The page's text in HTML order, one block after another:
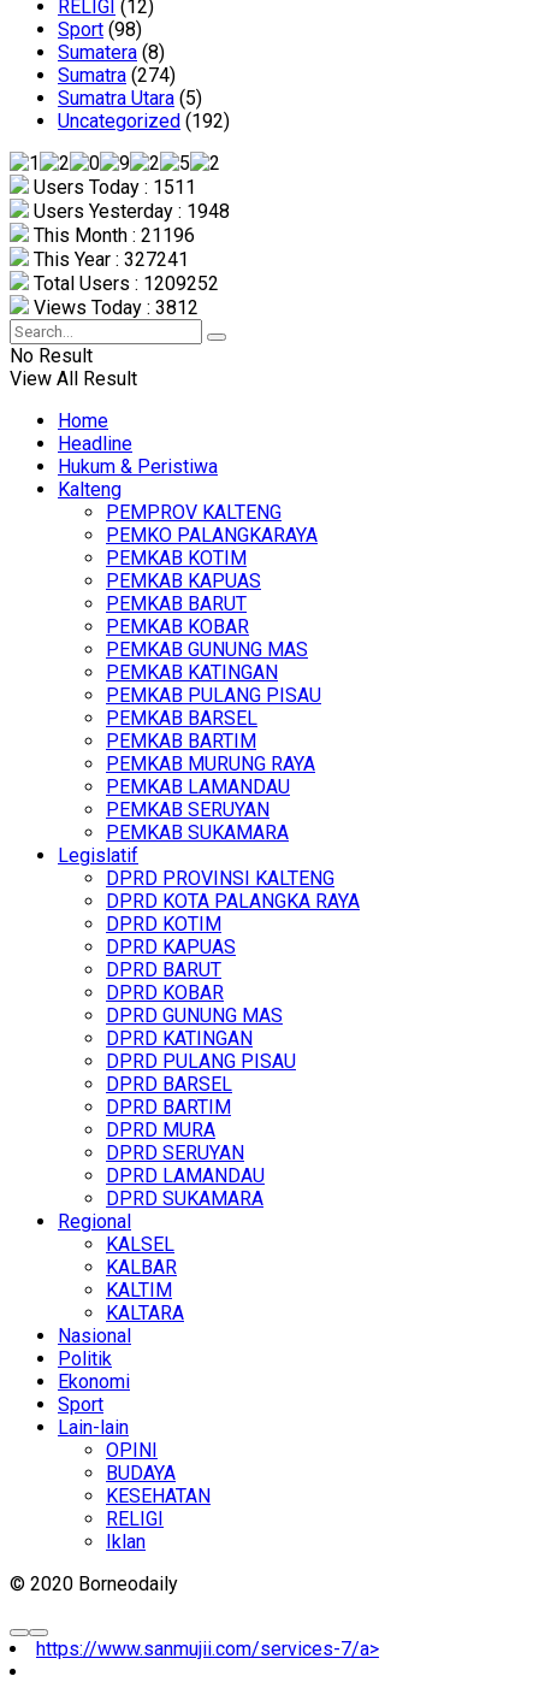
RELIGI (12)
Sport (98)
Sumatera (8)
Sumatra (274)
Sumatra Utara (5)
Uncategorized (192)
Users Today : 1511
Users Yesterday : 1948
This Month : 21196
This Year : 327241
Total Users : 1209252
Views Today : 3812
No Result
View All Result
Home
Headline
Hukum & Peristiwa
Kalteng
PEMPROV KALTENG
PEMKO PALANGKARAYA
PEMKAB KOTIM
PEMKAB KAPUAS
PEMKAB BARUT
PEMKAB KOBAR
PEMKAB GUNUNG MAS
PEMKAB KATINGAN
PEMKAB PULANG PISAU
PEMKAB BARSEL
PEMKAB BARTIM
PEMKAB MURUNG RAYA
PEMKAB LAMANDAU
PEMKAB SERUYAN
PEMKAB SUKAMARA
Legislatif
DPRD PROVINSI KALTENG
DPRD KOTA PALANGKA RAYA
DPRD KOTIM
DPRD KAPUAS
DPRD BARUT
DPRD KOBAR
DPRD GUNUNG MAS
DPRD KATINGAN
DPRD PULANG PISAU
DPRD BARSEL
DPRD BARTIM
DPRD MURA
DPRD SERUYAN
DPRD LAMANDAU
DPRD SUKAMARA
Regional
KALSEL
KALBAR
KALTIM
KALTARA
Nasional
Politik
Ekonomi
Sport
Lain-lain
OPINI
BUDAYA
KESEHATAN
RELIGI
Iklan
© 2020 Borneodaily
https://www.sanmujii.com/services-7/a>